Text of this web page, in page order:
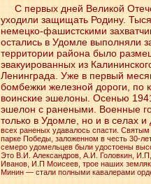
С первых дней Великой
уходили защищать Родину.
немецко-фашистскими
остались в Удомле выполняли
территории района было
эвакуированных из
Ленинграда. Уже в первый
бомбежки железной дороги, по
воинские эшелоны. Осенью
эшелон с ранеными. Военные
только в Удомле, но и в селах
всех раненых удавалось спасти.
парке Победы, заложенном в честь 30-
семеро удомельцев были удостоены
Это В.И. Александров, А.И. Головкин,
Иванов, И.П Моисеев, трое наших
Минин — стали полными кавалерами